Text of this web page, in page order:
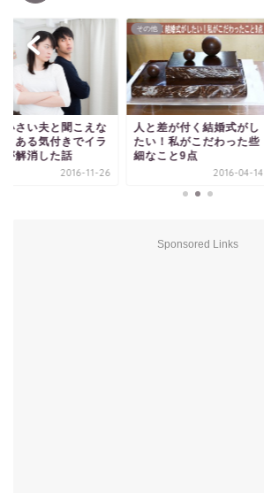
小さい夫と聞こえな
＊ある気付きでイラ
が解消した話
2016-11-26
その他
人と差が付く結婚式がし
たい！私がこだわった些
細なこと9点
2016-04-14
Sponsored Links